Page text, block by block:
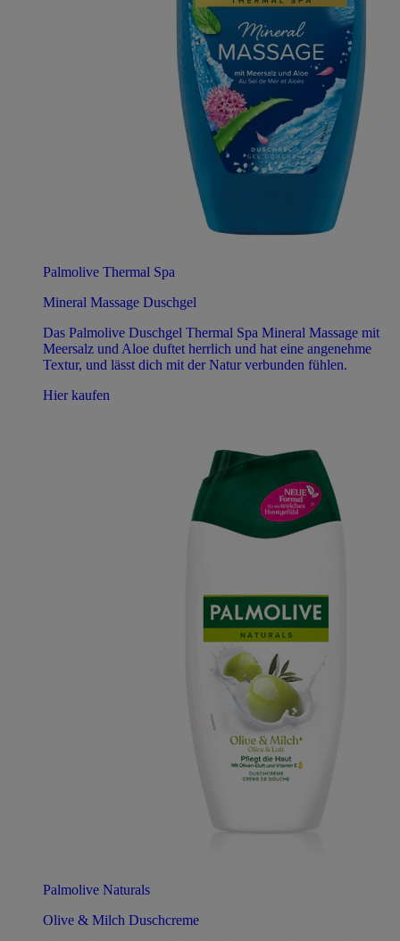
Palmolive Thermal Spa
Mineral Massage Duschgel
Das Palmolive Duschgel Thermal Spa Mineral Massage mit
Meersalz und Aloe duftet herrlich und hat eine angenehme
Textur, und lässt dich mit der Natur verbunden fühlen.
Hier kaufen
Palmolive Naturals
Olive & Milch Duschcreme